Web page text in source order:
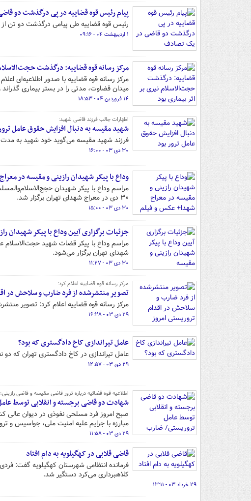
پیام رئیس قوه قضاییه در پی درگذشت دو
رئیس قوه قضاییه طی پیامی درگذشت دو تن
۱ اردیبهشت ۰۴ - ۰۹:۱۶
مرکز رسانه قوه قضاییه: درگذشت
مرکز رسانه قوه قضاییه با صدور اطلاعیه‌ای
میدان قضاوت، مدتی را در بستر بیماری
۱۴ فروردین ۰۴ - ۱۸:۵۳
اظهارات جالب فرزند قاضی شهید:
شهید مقیسه به دنبال افزایش حقوق عامل
فرزند شهید مقیسه می‌گوید خود شهید به مدت ۶ ماه به‌دنبال افزایش حقوق عامل ترور بود.
۳۰ دی ۰۳ - ۱۶:۰۰
وداع با پیکر شهیدان رازینی و مقیسه در
مراسم وداع با پیکر شهیدان
۳۰ دی در معراج شهدای تهران برگزار شد.
۳۰ دی ۰۳ - ۱۵:۰۰
جزئیات برگزاری آیین وداع با پیکر شهیدان
شهدای تهران برگزار می‌شود.
۳۰ دی ۰۳ - ۱۱:۲۷
مرکز رسانه قوه قضاییه اعلام کرد:
تصویر منتشرشده از فرد ضارب و سلاحش در
مرکز رسانه قوه قضاییه اعلام کرد: تصویر
۲۹ دی ۰۳ - ۱۶:۲۸
عامل تیراندازی کاخ دادگستری که بود؟
عامل تیراندازی در کاخ دادگستری تهران که
۲۹ دی ۰۳ - ۱۲:۵۷
اطلاعیه قوه قضائیه درباره ترور قاضی مقیسه و قاضی رازینی؛
شهادت دو قاضی برجسته و انقلابی توسط
صبح امروز فرد مسلحی نفوذی در دیوان عالی
مبارزه با جرایم علیه امنیت ملی، جواسیس و
۲۹ دی ۰۳ - ۱۱:۵۸
قاضی قلابی در کهگیلویه به دام افتاد
فرمانده انتظامی شهرستان کهگیلویه گفت:
کلاهبرداری می‌کرد دستگیر شد.
۲۹ خرداد ۰۳ - ۱۳:۱۱